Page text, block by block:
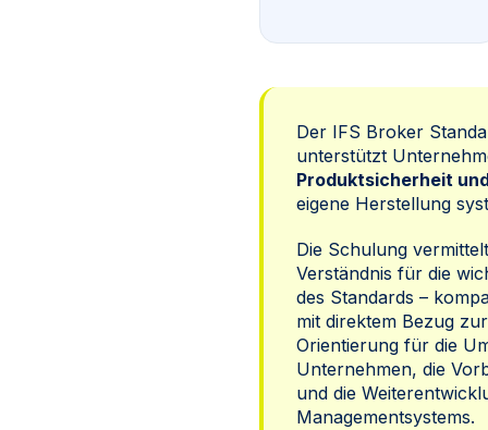
Der IFS Broker
unterstützt
Produktsicherheit
eigene Herstellung
Die Schulung
Verständnis für die
des Standards –
mit direktem Bezug
Orientierung für die
Unternehmen, die
und die
Managementsystems.